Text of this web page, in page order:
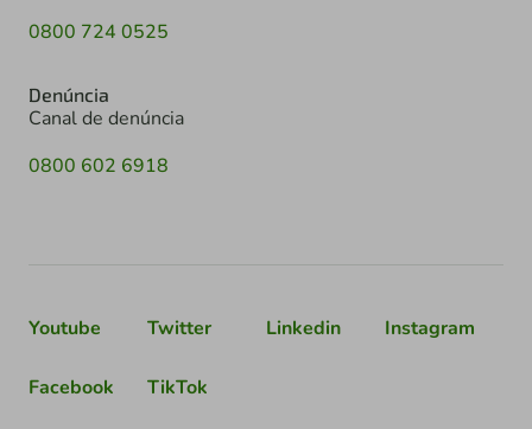
0800 724 0525
Denúncia
Canal de denúncia
0800 602 6918
Youtube Twitter Linkedin Instagram
Facebook TikTok